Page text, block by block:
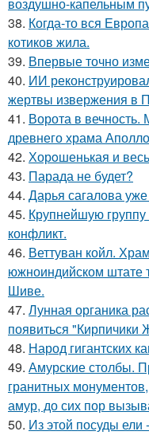
воздушно-капельным
38. Когда-то вся
котиков жила.
39. Впервые точно
40. ИИ
жертвы извержения в
41. Ворота в
древнего храма
42. Хорoшенькая и
43. Парада не будет?
44. Дарья сагалова
45. Крупнейшую
конфликт.
46. Веттуван койл.
южноиндийском штате
Шиве.
47. Лунная органика
появиться "Кирпичики
48. Народ гигантских
49. Амурские столбы.
гранитных
амур, до сих пор
50. Из этой посуды ели